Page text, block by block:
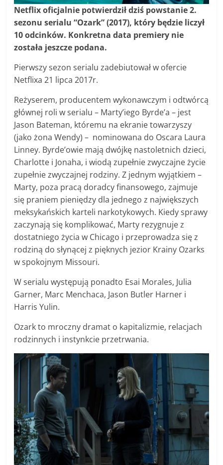
Netflix oficjalnie potwierdził dziś powstanie 2.
sezonu serialu “Ozark” (2017), który będzie liczył
10 odcinków. Konkretna data premiery nie
została jeszcze podana.
Pierwszy sezon serialu zadebiutował w ofercie
Netflixa 21 lipca 2017r.
Reżyserem, producentem wykonawczym i odtwórcą
głównej roli w serialu – Marty’iego Byrde’a – jest
Jason Bateman, któremu na ekranie towarzyszy
(jako żona Wendy) – nominowana do Oscara Laura
Linney. Byrde’owie mają dwójkę nastoletnich dzieci,
Charlotte i Jonaha, i wiodą zupełnie zwyczajne życie
zupełnie zwyczajnej rodziny. Z jednym wyjątkiem –
Marty, poza pracą doradcy finansowego, zajmuje
się praniem pieniędzy dla jednego z największych
meksykańskich karteli narkotykowych. Kiedy sprawy
zaczynają się komplikować, Marty rezygnuje z
dostatniego życia w Chicago i przeprowadza się z
rodziną do słynącej z pięknych jezior Krainy Ozarks
w spokojnym Missouri.
W serialu występują ponadto Esai Morales, Julia
Garner, Marc Menchaca, Jason Butler Harner i
Harris Yulin.
Ozark to mroczny dramat o kapitalizmie, relacjach
rodzinnych i instynkcie przetrwania.